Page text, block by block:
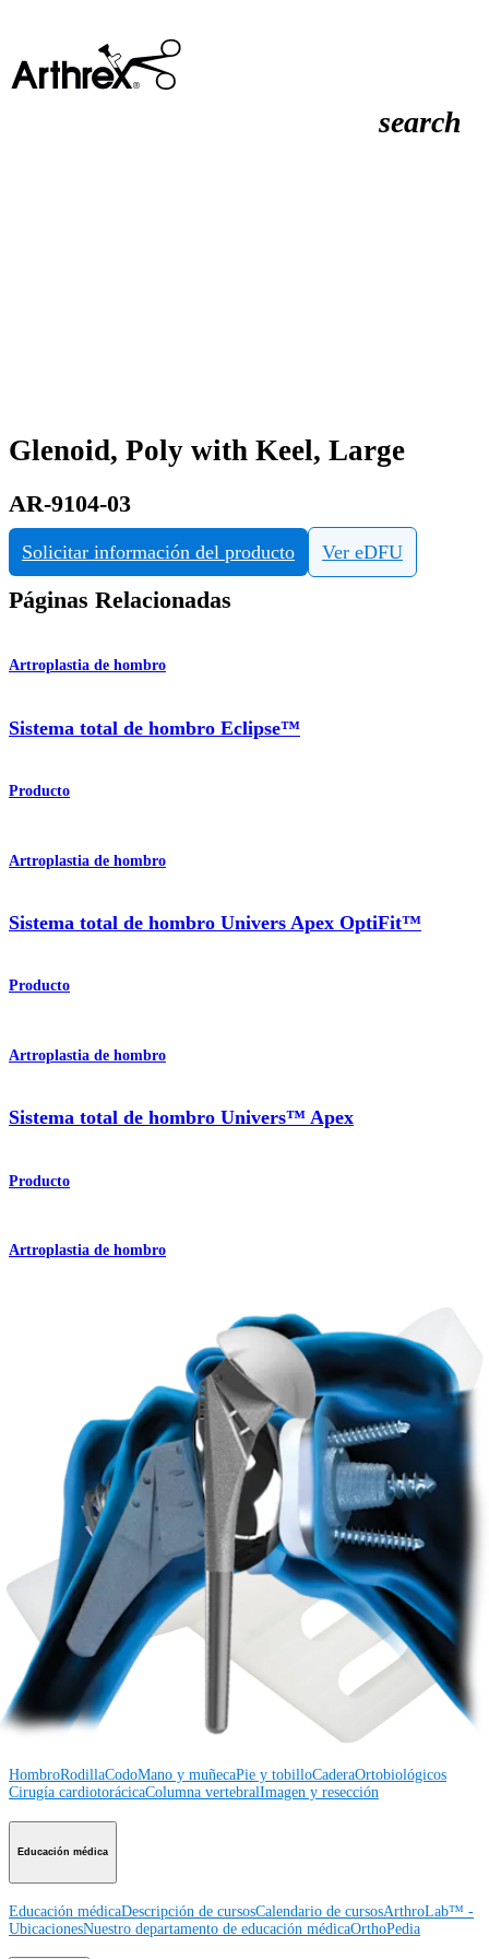
search
Glenoid, Poly with Keel, Large
AR-9104-03
Solicitar información del producto Ver eDFU
Páginas Relacionadas
Artroplastia de hombro
Sistema total de hombro Eclipse™
Producto
Artroplastia de hombro
Sistema total de hombro Univers Apex OptiFit™
Producto
Artroplastia de hombro
Sistema total de hombro Univers™ Apex
Producto
Artroplastia de hombro
Sistema total de hombro Univers™ II
¿Cómo podemos ayudarlo?
Contacte a un representante
Ver eventos, laboratorios y oportunidades educativas
Regístrese para recibir: ¿Qué hay de nuevo en Arthrex?
Conéctese con nosotros
Procedimiento
Hombro RodillaCodo Mano y muñeca
tobillo CaderaOrtobiológicos Cirugía cardiotorácica Columna vertebral
Producto
HombroRodillaCodoMano y muñecaPie y tobilloCaderaOrtobiológicos
Cirugía cardiotorácicaColumna vertebralImagen y resección
Educación médica
Educación médicaDescripción de cursosCalendario de cursosArthroLab™ -
UbicacionesNuestro departamento de educación médicaOrthoPedia